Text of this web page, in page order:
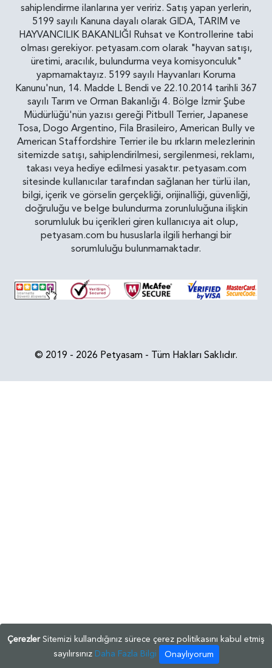
Çerezler Sitemizi kullandığınız sürece çerez politikasını kabul etmiş
sayılırsınız Daha Fazla Bilgi Onaylıyorum
sahiplendirme ilanlarına yer veririz. Satış yapan yerlerin,
5199 sayılı Kanuna dayalı olarak GIDA, TARIM ve
HAYVANCILIK BAKANLIĞI Ruhsat ve Kontrollerine tabi
olması gerekiyor. petyasam.com olarak "hayvan satışı,
üretimi, aracılık, bulundurma veya komisyonculuk"
yapmamaktayız. 5199 sayılı Hayvanları Koruma
Kanunu'nun, 14. Madde L Bendi ve 22.10.2014 tarihli 367
sayılı Tarım ve Orman Bakanlığı 4. Bölge İzmir Şube
Müdürlüğü'nün yazısı gereği Pitbull Terrier, Japanese
Tosa, Dogo Argentino, Fila Brasileiro, American Bully ve
American Staffordshire Terrier ile bu ırkların melezlerinin
sitemizde satışı, sahiplendirilmesi, sergilenmesi, reklamı,
takası veya hediye edilmesi yasaktır. petyasam.com
sitesinde kullanıcılar tarafından sağlanan her türlü ilan,
bilgi, içerik ve görselin gerçekliği, orijinalliği, güvenliği,
doğruluğu ve belge bulundurma zorunluluğuna ilişkin
sorumluluk bu içerikleri giren kullanıcıya ait olup,
petyasam.com bu hususlarla ilgili herhangi bir
sorumluluğu bulunmamaktadır.
© 2019 - 2026 Petyasam - Tüm Hakları Saklıdır.